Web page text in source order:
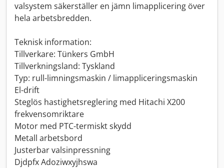
valsystem säkerställer en jämn limapplicering över
hela arbetsbredden.
Teknisk information:
Tillverkare: Tünkers GmbH
Tillverkningsland: Tyskland
Typ: rull-limningsmaskin / limappliceringsmaskin
El-drift
Steglös hastighetsreglering med Hitachi X200
frekvensomriktare
Motor med PTC-termiskt skydd
Metall arbetsbord
Justerbar valsinpressning
Djdpfx Adoziwxyjhswa